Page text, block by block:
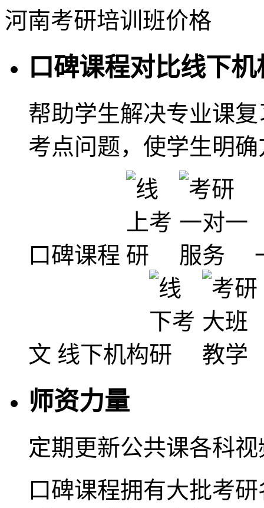
河南考研培训班价格
口碑课程对比线下
帮助学生解决专业课
考点问题，使学生明确
口碑课程
文 线下机构
师资力量
定期更新公共课各科视
口碑课程拥有大批考